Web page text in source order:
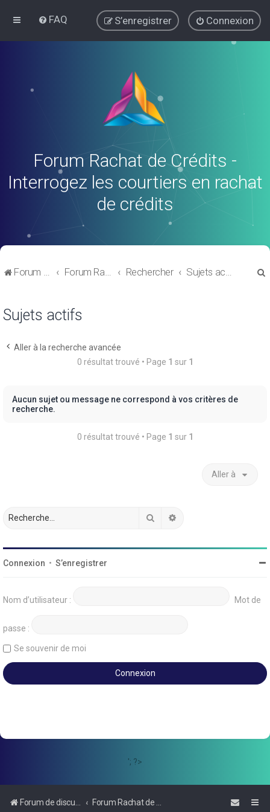
FAQ Connexion
S’enregistrer
Forum Rachat de Crédits -
Interrogez les courtiers en rachat
de crédits
Forum de discussions sur le Regroupement de Crédits et le Rachat de Crédits Forum Rachat de Crédits Rechercher Sujets actifs
Sujets actifs
Aller à la recherche avancée
0 résultat trouvé • Page 1 sur 1
Aucun sujet ou message ne correspond à vos critères de
recherche.
0 résultat trouvé • Page 1 sur 1
Aller à
Rechercher
Connexion • S’enregistrer
Nom d’utilisateur : Mot de
passe :
Se souvenir de moi
'; ?>
Forum de discussions sur le Regroupement de Crédits et le Rachat de Crédits